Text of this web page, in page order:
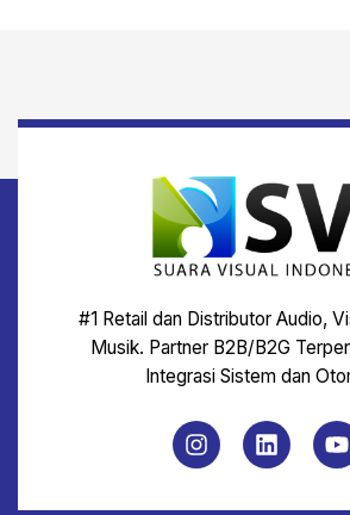
#1 Retail dan Distributor Audio,
Musik. Partner B2B/B2G
Integrasi Sistem dan